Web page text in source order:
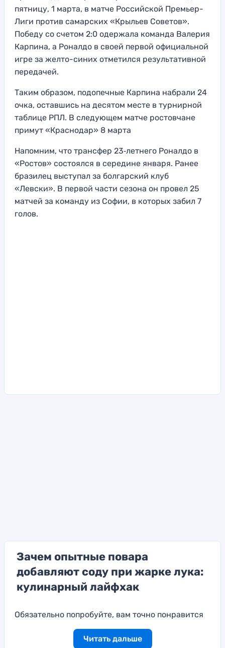
пятницу, 1 марта, в матче Российской Премьер-
Лиги против самарских «Крыльев Советов».
Победу со счетом 2:0 одержала команда Валерия
Карпина, а Роналдо в своей первой официальной
игре за желто-синих отметился результативной
передачей.
Таким образом, подопечные Карпина набрали 24
очка, оставшись на десятом месте в турнирной
таблице РПЛ. В следующем матче ростовчане
примут «Краснодар» 8 марта
Напомним, что трансфер 23‑летнего Роналдо в
«Ростов» состоялся в середине января. Ранее
бразилец выступал за болгарский клуб
«Левски». В первой части сезона он провел 25
матчей за команду из Софии, в которых забил 7
голов.
Зачем опытные повара
добавляют соду при жарке лука:
кулинарный лайфхак
Обязательно попробуйте, вам точно понравится
Читать дальше